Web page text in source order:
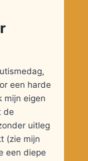
een harde
mijn eigen
de
uitleg
(zie mijn
een diepe